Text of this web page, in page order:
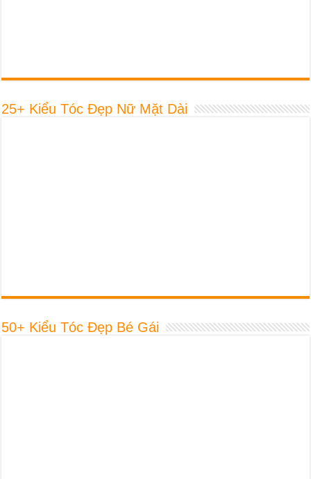
25+ Kiểu Tóc Đẹp Nữ Mặt Dài
50+ Kiểu Tóc Đẹp Bé Gái